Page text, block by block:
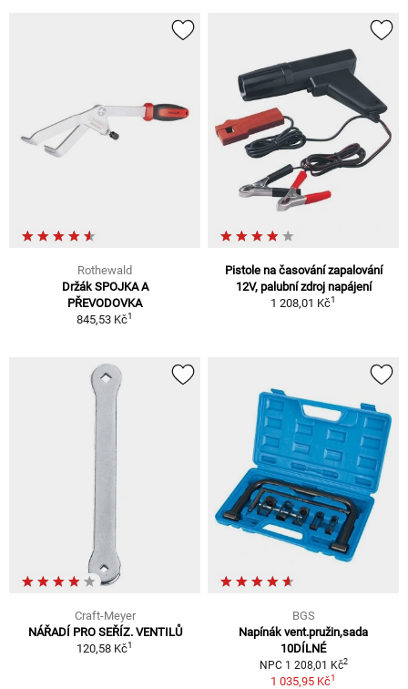
Rothewald
Držák SPOJKA A
PŘEVODOVKA
845,53 Kč1
Pistole na časování zapalování
12V, palubní zdroj napájení
1 208,01 Kč1
Craft-Meyer
NÁŘADÍ PRO SEŘÍZ. VENTILŮ
120,58 Kč1
BGS
Napínák vent.pružin,sada
10DÍLNÉ
NPC 1 208,01 Kč2
1 035,95 Kč1